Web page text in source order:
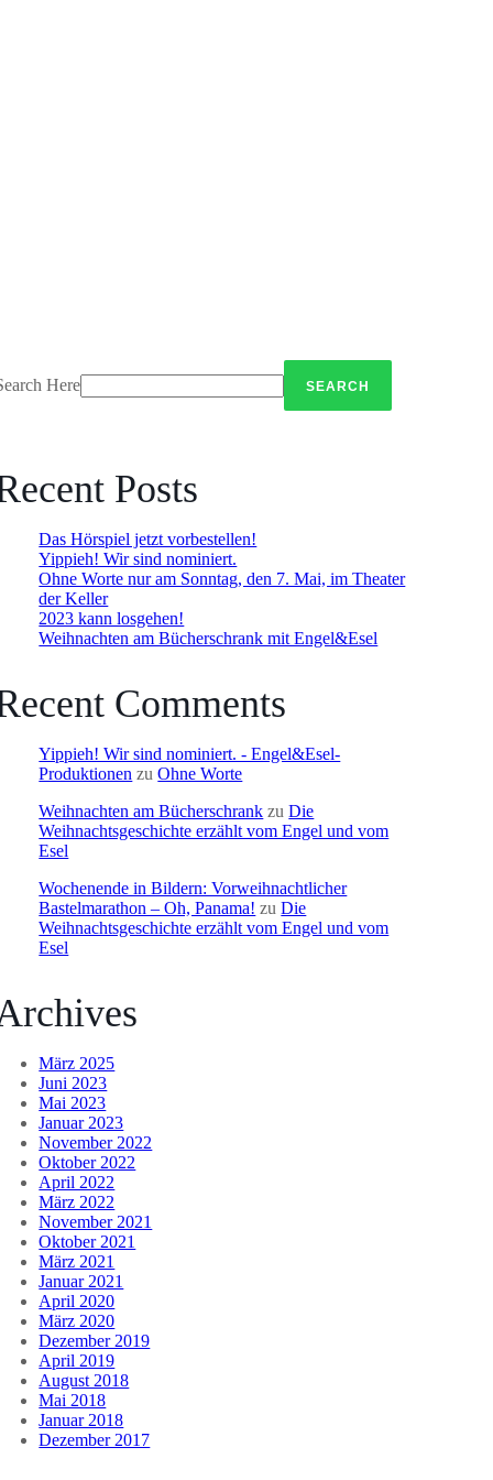
Here
Posts
Das Hörspiel jetzt vorbestellen!
Yippieh! Wir sind nominiert.
Ohne Worte nur am Sonntag, den 7. Mai, im Theater
der Keller
2023 kann losgehen!
Weihnachten am Bücherschrank mit Engel&Esel
Comments
Yippieh! Wir sind nominiert. - Engel&Esel-
Produktionen zuOhne Worte
Weihnachten am Bücherschrank zuDie
Weihnachtsgeschichte erzählt vom Engel und vom
Esel
Wochenende in Bildern: Vorweihnachtlicher
Bastelmarathon – Oh, Panama! zuDie
Weihnachtsgeschichte erzählt vom Engel und vom
Esel
März 2025
Juni 2023
Mai 2023
Januar 2023
November 2022
Oktober 2022
April 2022
März 2022
November 2021
Oktober 2021
März 2021
Januar 2021
April 2020
März 2020
Dezember 2019
April 2019
August 2018
Mai 2018
Januar 2018
Dezember 2017